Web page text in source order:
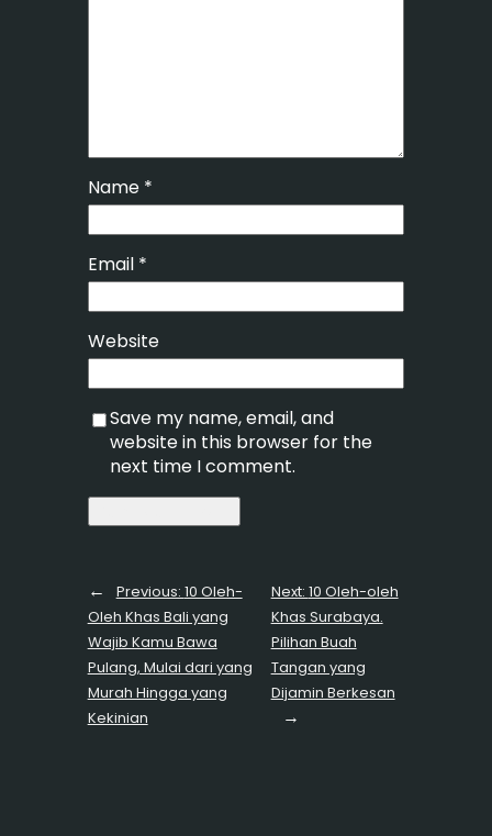
Name *
Email *
Website
Save my name, email, and
website in this browser for the
next time I comment.
← Previous: 10 Oleh-
Oleh Khas Bali yang
Wajib Kamu Bawa
Pulang, Mulai dari yang
Murah Hingga yang
Kekinian
Next: 10 Oleh-oleh
Khas Surabaya.
Pilihan Buah
Tangan yang
Dijamin Berkesan
→